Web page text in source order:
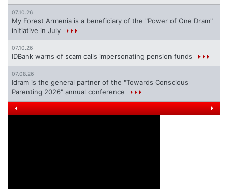
07.10.26
My Forest Armenia is a beneficiary of the "Power of One Dram"
initiative in July
07.10.26
IDBank warns of scam calls impersonating pension funds
07.08.26
Idram is the general partner of the "Towards Conscious
Parenting 2026" annual conference